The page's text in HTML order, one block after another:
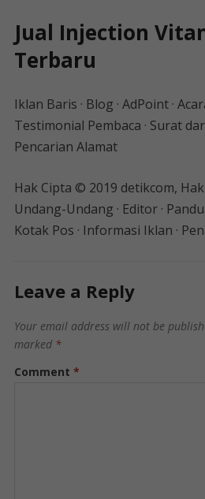
Jual Injection
Terbaru
Iklan Baris · Blog · AdPoint ·
Testimonial Pembaca · Surat
Pencarian Alamat
Hak Cipta © 2019 detikcom,
Undang-Undang · Editor ·
Kotak Pos · Informasi Iklan ·
Leave a Reply
Your email address will not be
marked *
Comment *